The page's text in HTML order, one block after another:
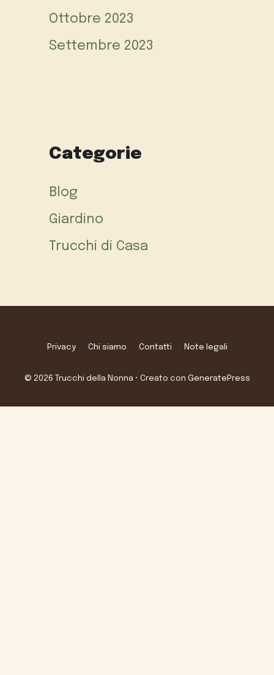
Ottobre 2023
Settembre 2023
Categorie
Blog
Giardino
Trucchi di Casa
Privacy Chi siamo Contatti Note legali
© 2026 Trucchi della Nonna • Creato con GeneratePress